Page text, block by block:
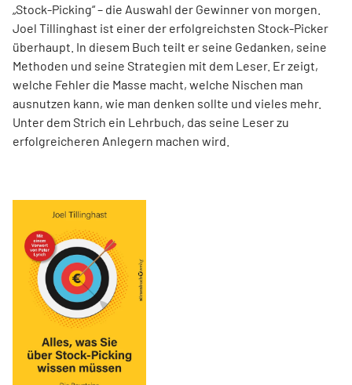
„Stock-Picking“ – die Auswahl der Gewinner von morgen.
Joel Tillinghast ist einer der erfolgreichsten Stock-Picker
überhaupt. In diesem Buch teilt er seine Gedanken, seine
Methoden und seine Strategien mit dem Leser. Er zeigt,
welche Fehler die Masse macht, welche Nischen man
ausnutzen kann, wie man denken sollte und vieles mehr.
Unter dem Strich ein Lehrbuch, das seine Leser zu
erfolgreicheren Anlegern machen wird.